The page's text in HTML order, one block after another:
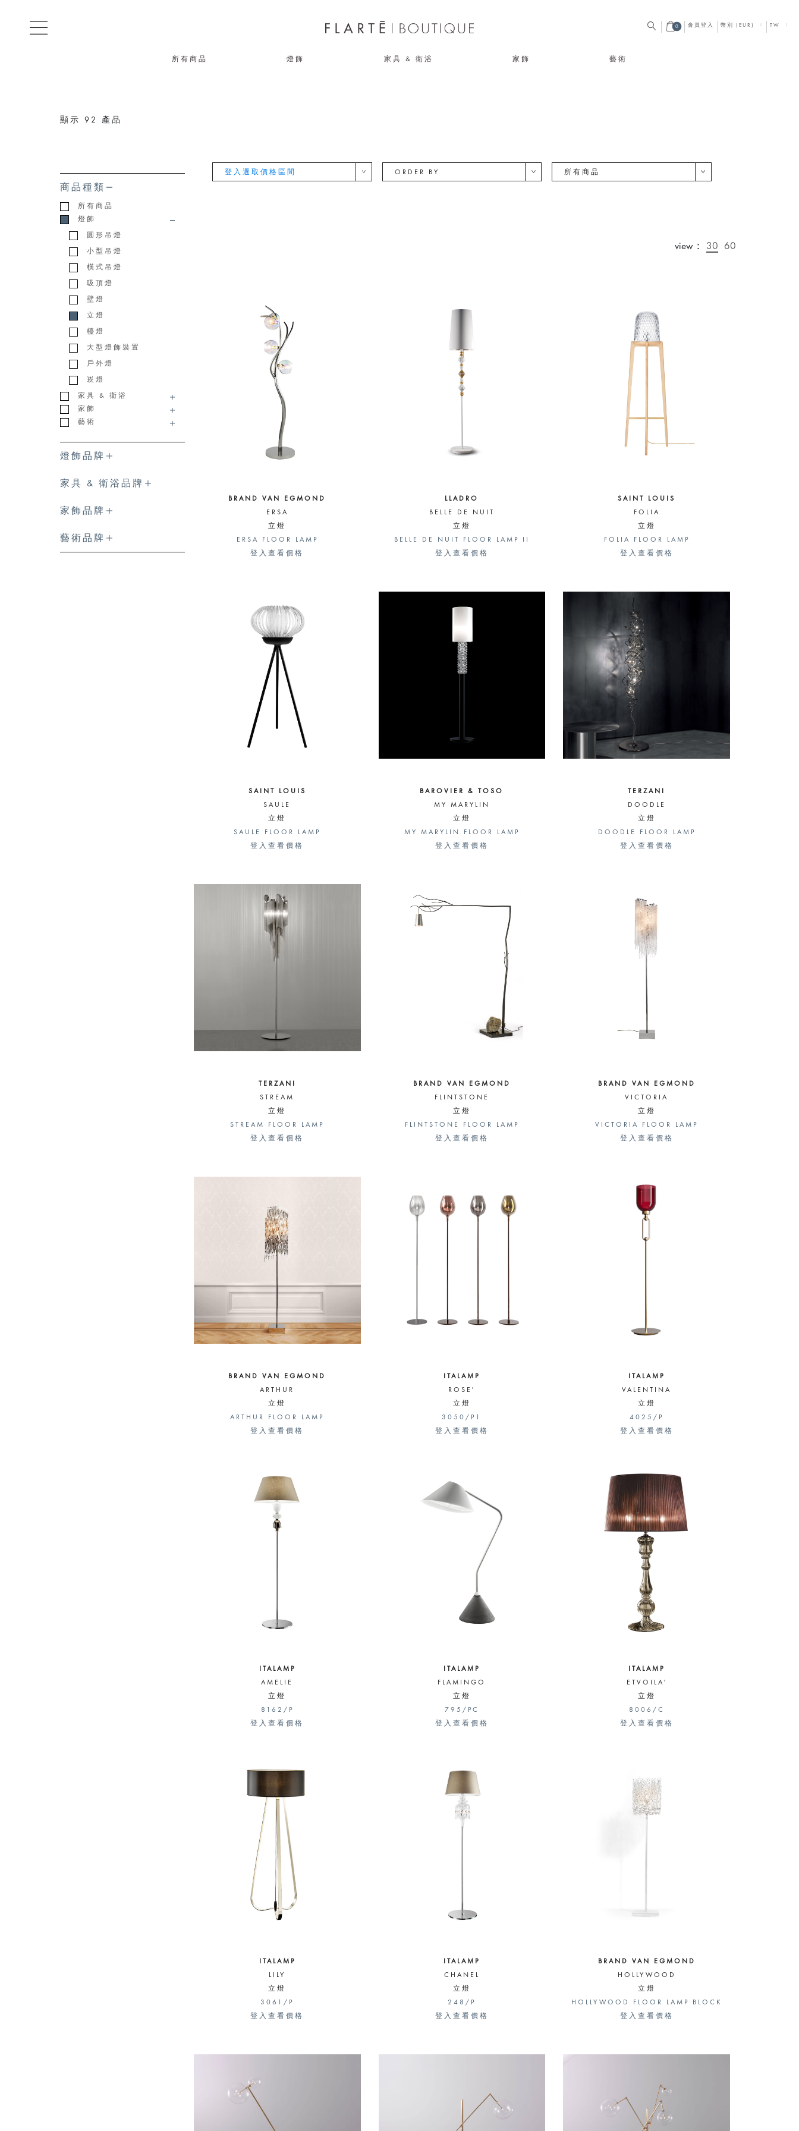
0 會員登入 幣別 (EUR) TW
所有商品 燈飾 家具 & 衛浴 家飾 藝術
顯示 92 產品
商品種類
所有商品
燈飾
圓形吊燈
小型吊燈
橫式吊燈
吸頂燈
壁燈
立燈
檯燈
大型燈飾裝置
戶外燈
崁燈
家具 & 衛浴
家飾
藝術
燈飾品牌
家具 & 衛浴品牌
家飾品牌
藝術品牌
登入選取價格區間 ORDER BY 所有商品
view： 30 60
BRAND VAN EGMOND
ERSA
立燈
ERSA FLOOR LAMP
登入查看價格
LLADRO
BELLE DE NUIT
立燈
BELLE DE NUIT FLOOR LAMP II
登入查看價格
SAINT LOUIS
FOLIA
立燈
FOLIA FLOOR LAMP
登入查看價格
SAINT LOUIS
SAULE
立燈
SAULE FLOOR LAMP
登入查看價格
BAROVIER & TOSO
MY MARYLIN
立燈
MY MARYLIN FLOOR LAMP
登入查看價格
TERZANI
DOODLE
立燈
DOODLE FLOOR LAMP
登入查看價格
TERZANI
STREAM
立燈
STREAM FLOOR LAMP
登入查看價格
BRAND VAN EGMOND
FLINTSTONE
立燈
FLINTSTONE FLOOR LAMP
登入查看價格
BRAND VAN EGMOND
VICTORIA
立燈
VICTORIA FLOOR LAMP
登入查看價格
BRAND VAN EGMOND
ARTHUR
立燈
ARTHUR FLOOR LAMP
登入查看價格
ITALAMP
ROSE'
立燈
3050/P1
登入查看價格
ITALAMP
VALENTINA
立燈
4025/P
登入查看價格
ITALAMP
AMELIE
立燈
8162/P
登入查看價格
ITALAMP
FLAMINGO
立燈
795/PC
登入查看價格
ITALAMP
ETVOILA'
立燈
8006/C
登入查看價格
ITALAMP
LILY
立燈
3061/P
登入查看價格
ITALAMP
CHANEL
立燈
248/P
登入查看價格
BRAND VAN EGMOND
HOLLYWOOD
立燈
HOLLYWOOD FLOOR LAMP BLOCK
登入查看價格